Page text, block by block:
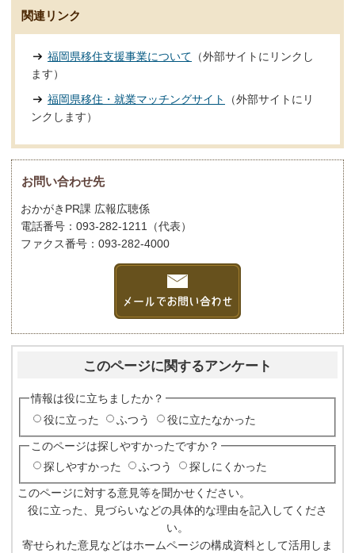
関連リンク
福岡県移住支援事業について （外部サイトにリンクし
ます）
福岡県移住・就業マッチングサイト
（外部サイトにリ
ンクします）
お問い合わせ先
おかがきPR課 広報広聴係
電話番号：093-282-1211（代表）
ファクス番号：093-282-4000
このページに関するアンケート
情報は役に立ちましたか？
役に立った
ふつう 役に立たなかった
このページは探しやすかったですか？
探しやすかった
ふつう 探しにくかった
このページに対する意見等を聞かせください。
役に立った、見づらいなどの具体的な理由を記入してくださ
い。
寄せられた意見などはホームページの構成資料として活用しま